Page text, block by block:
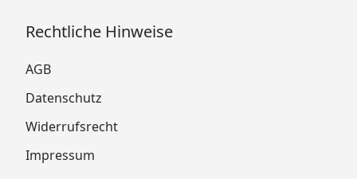
Rechtliche Hinweise
AGB
Datenschutz
Widerrufsrecht
Impressum